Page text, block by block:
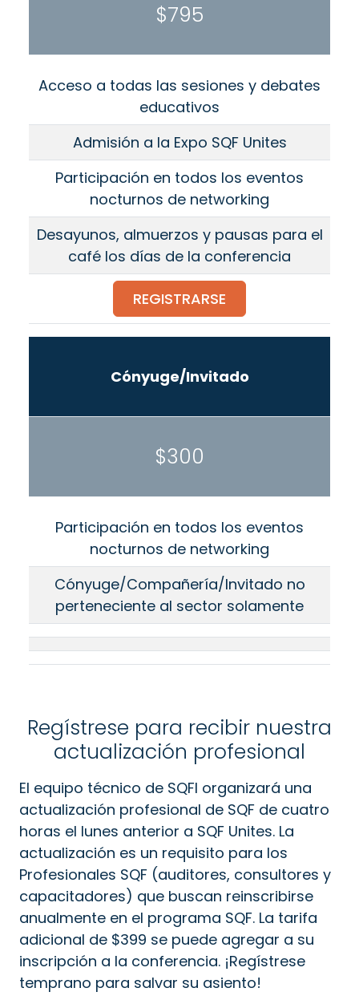
$795
Acceso a todas las sesiones y debates
educativos
Admisión a la Expo SQF Unites
Participación en todos los eventos
nocturnos de networking
Desayunos, almuerzos y pausas para el
café los días de la conferencia
REGISTRARSE
Cónyuge/Invitado
$300
Participación en todos los eventos
nocturnos de networking
Cónyuge/Compañería/Invitado no
perteneciente al sector solamente
Regístrese para recibir nuestra
actualización profesional
El equipo técnico de SQFI organizará una
actualización profesional de SQF de cuatro
horas el lunes anterior a SQF Unites. La
actualización es un requisito para los
Profesionales SQF (auditores, consultores y
capacitadores) que buscan reinscribirse
anualmente en el programa SQF. La tarifa
adicional de $399 se puede agregar a su
inscripción a la conferencia. ¡Regístrese
temprano para salvar su asiento!